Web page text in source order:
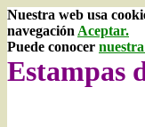
Nuestra web usa
navegación Aceptar.
Puede conocer
Estampas